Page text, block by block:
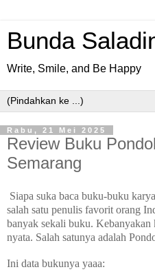
Bunda
Write, Smile, and Be Happy
Rabu, 21 Mei 2025
Review Buku
Semarang
Siapa suka baca buku-buku
salah satu penulis favorit orang
banyak sekali buku. Kebanyakan
nyata. Salah satunya adalah
Ini data bukunya yaaa: